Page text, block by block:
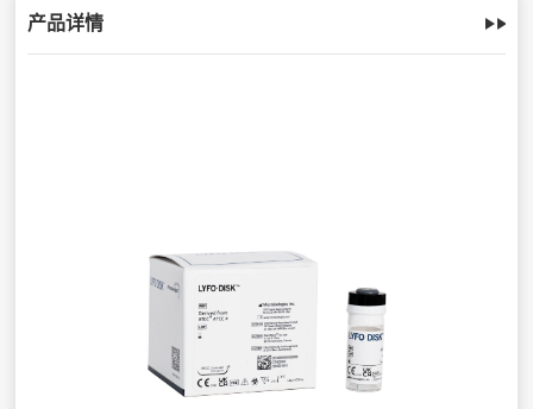
产品详情